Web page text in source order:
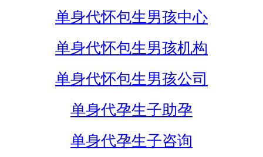
单身代怀包生男孩中心
单身代怀包生男孩机构
单身代怀包生男孩公司
单身代孕生子助孕
单身代孕生子咨询